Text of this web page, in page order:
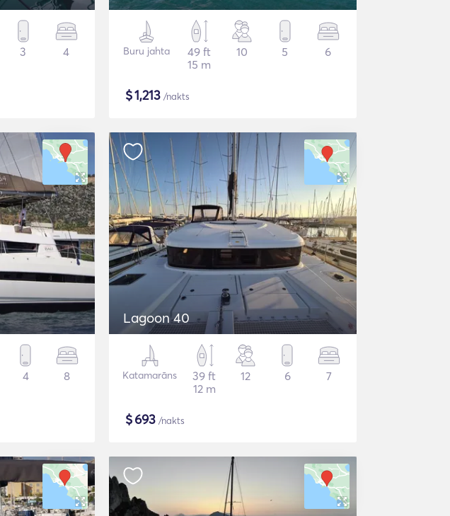
3 4 Buru jahta
49 ft
15 m
10 5 6
$1,213 /nakts
4 8
Lagoon 40
Katamarāns
39 ft
12 m
12 6 7
$693 /nakts